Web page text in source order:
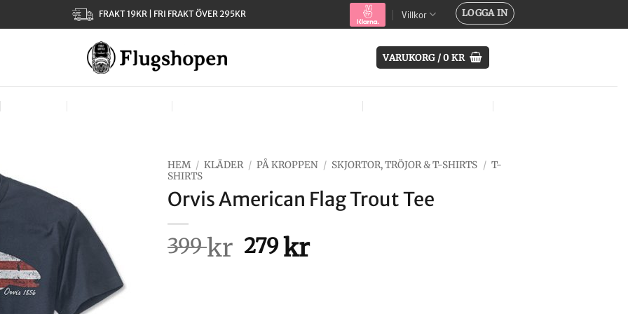
FRAKT 19KR | FRI FRAKT ÖVER 295KR Villkor LOGGA IN
VARUKORG /0KR
HEM / KLÄDER / PÅ KROPPEN / SKJORTOR, TRÖJOR & T-SHIRTS / T-
SHIRTS
Orvis American Flag Trout Tee
399kr Det
ursprungliga
279krDet